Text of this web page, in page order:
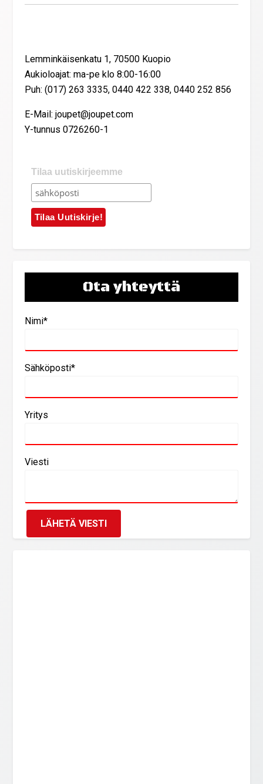
Lemminkäisenkatu 1, 70500 Kuopio
Aukioloajat: ma-pe klo 8:00-16:00
Puh: (017) 263 3335, 0440 422 338, 0440 252 856
E-Mail: joupet@joupet.com
Y-tunnus 0726260-1
Tilaa uutiskirjeemme
Ota yhteyttä
Nimi*
Sähköposti*
Yritys
Viesti